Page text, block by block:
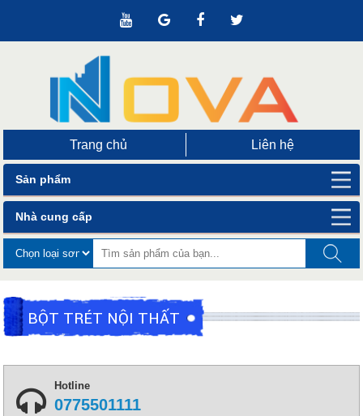
Trang chủ Liên hệ
Sản phẩm
Nhà cung cấp
BỘT TRÉT NỘI THẤT
Hotline
0775501111